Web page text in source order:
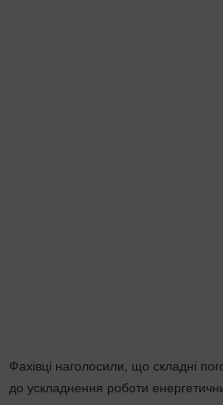
Фахівці наголосили, що складні
до ускладнення роботи